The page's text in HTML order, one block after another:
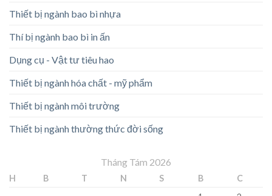
Thiết bị ngành bao bì nhựa
Thí bị ngành bao bì in ấn
Dụng cụ - Vật tư tiêu hao
Thiết bị ngành hóa chất - mỹ phẩm
Thiết bị ngành môi trường
Thiết bị ngành thường thức đời sống
Tháng Tám 2026
H B T N S B
C